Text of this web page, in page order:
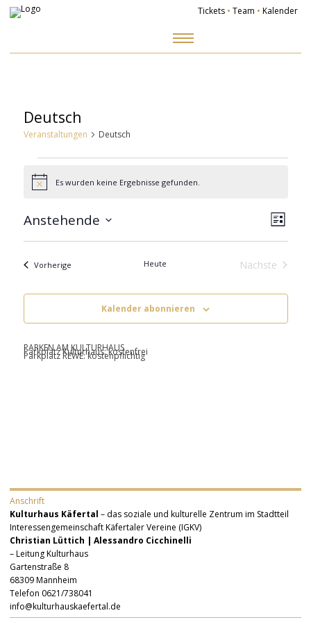
Tickets • Team • Kalender
Deutsch
Veranstaltungen Deutsch
Veranstaltungen
HinweisEs wurden keine Ergebnisse gefunden.
Liste
Anstehende
VorherigeVeranstaltungen Heute
Nächste
Kalender abonnieren
PARKEN AM KULTURHAUS
Parkplatz Kulturhaus: kostenfrei
Parkplatz REWE: kostenpflichtig
Anschrift
Kulturhaus Käfertal – das soziale und kulturelle Zentrum im Stadtteil
Interessengemeinschaft Käfertaler Vereine (IGKV)
Christian Lüttich | Alessandro Cicchinelli
– Leitung Kulturhaus
Gartenstraße 8
68309 Mannheim
Telefon 0621/738041
info@kulturhauskaefertal.de